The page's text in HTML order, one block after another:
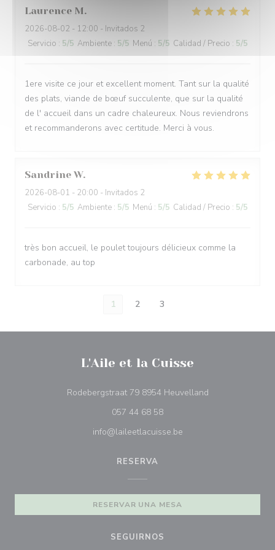
Laurence M
2026-08-02 - 12:00 - Invitados 2
Servicio : 5/5 Ambiente : 5/5 Menú : 5/5 Calidad / Precio : 5/5
1ere visite ce jour et excellent moment. Tant sur la qualité
des plats, viande de bœuf succulente, que sur la qualité
de l' accueil dans un cadre chaleureux. Nous reviendrons
et recommanderons avec certitude. Merci à vous.
Sandrine W
2026-08-01 - 20:00 - Invitados 2
Servicio : 5/5 Ambiente : 5/5 Menú : 5/5 Calidad / Precio : 5/5
très bon accueil, le poulet toujours délicieux comme la
carbonade, au top
1 2 3
L'Aile et la Cuisse
Rodebergstraat 79 8954 Heuvelland((abre en una
057 44 68 58
info@laileetlacuisse.be
RESERVA
RESERVAR UNA MESA
SEGUIRNOS